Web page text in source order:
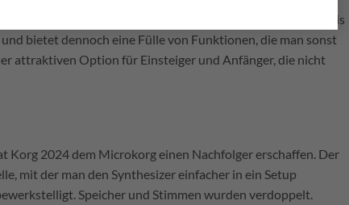
hervorragendes Preis-Leistungs-Verhältnis. Mit einem Preis
bietet dennoch eine Fülle von Funktionen, die man sonst
attraktiven Option für Einsteiger und Anfänger, die nicht
2024 dem Microkorg einen Nachfolger erschaffen. Der
mit der man den Synthesizer einfacher in ein Setup
Speicher und Stimmen wurden verdoppelt.